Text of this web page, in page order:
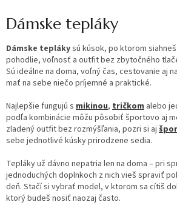
Dámske tepláky
Dámske teplákysú kúsok, po ktorom
pohodlie, voľnosť a outfit bez zbytočného
Sú ideálne na doma, voľný čas, cestovanie aj
mať na sebe niečo príjemné a praktické.
Najlepšie fungujú s mikinou, tričkom alebo
podľa kombinácie môžu pôsobiť športovo aj
zladený outfit bez rozmýšľania, pozri si aj
sebe jednotlivé kúsky prirodzene sedia.
Tepláky už dávno nepatria len na doma – pri
jednoduchých doplnkoch z nich vieš spraviť
deň. Stačí si vybrať model, v ktorom sa cítiš
ktorý budeš nosiť naozaj často.